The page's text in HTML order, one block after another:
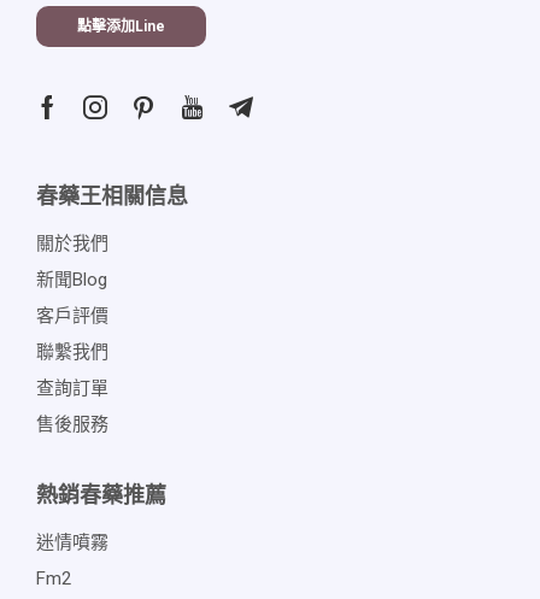
點擊添加line
春藥王相關信息
關於我們
新聞blog
客戶評價
聯繫我們
查詢訂單
售後服務
熱銷春藥推薦
迷情噴霧
Fm2